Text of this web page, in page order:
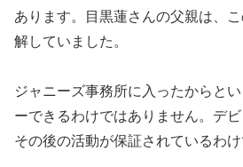
あります。目黒蓮さんの父親は、
解していました。
ジャニーズ事務所に入ったからと
ーできるわけではありません。デビ
その後の活動が保証されているわけ